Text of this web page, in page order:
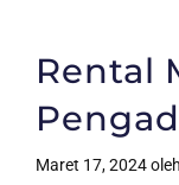
Rental
Maret 17, 2024oleh